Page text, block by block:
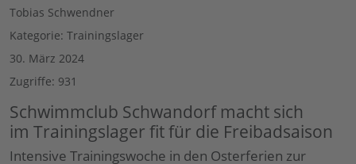
Tobias Schwendner
Kategorie: Trainingslager
30. März 2024
Zugriffe: 931
Schwimmclub Schwandorf macht sich
im Trainingslager fit für die Freibadsaison
Intensive Trainingswoche in den Osterferien zur